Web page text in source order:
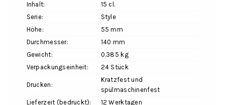
Inhalt:
15 cl.
Serie:
Style
Höhe:
55 mm
Durchmesser:
140 mm
Gewicht:
0.385 kg
Verpackungseinheit:
24 Stück
Drucken:
Kratzfest und
spülmaschinenfest
Lieferzeit (bedruckt):
12 Werktagen